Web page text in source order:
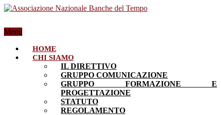
Menu
HOME
CHI SIAMO
IL DIRETTIVO
GRUPPO COMUNICAZIONE
GRUPPO FORMAZIONE E
PROGETTAZIONE
STATUTO
REGOLAMENTO